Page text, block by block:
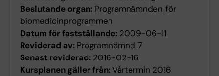
Beslutande organ: Programnämnden för
biomedicinprogrammen
Datum för fastställande: 2009-06-11
Reviderad av: Programnämnd 7
Senast reviderad: 2016-02-16
Kursplanen gäller från:Vårtermin 2016